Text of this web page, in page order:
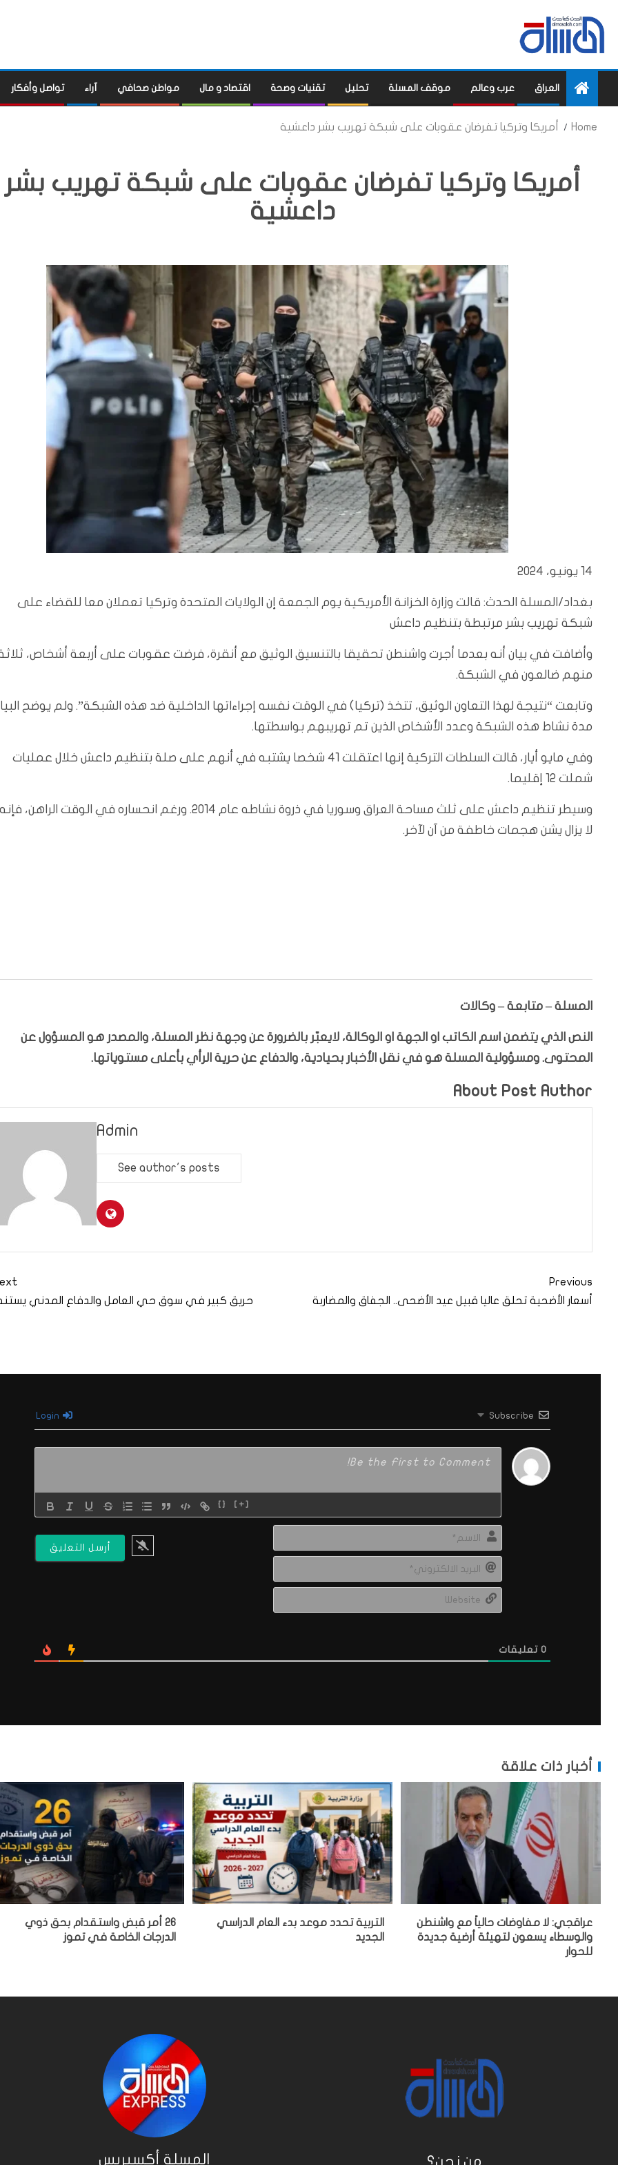
العراق عرب وعالم موقف المسلة تحليل تقنيات وصحة اقتصاد و مال مواطن صحافي آراء تواصل وأفكار
Home أمريكا وتركيا تفرضان عقوبات على شبكة تهريب بشر داعشية
أمريكا وتركيا تفرضان عقوبات على شبكة تهريب بشر
داعشية
14 يونيو، 2024
بغداد/المسلة الحدث: قالت وزارة الخزانة الأمريكية يوم الجمعة إن الولايات المتحدة وتركيا تعملان معا للقضاء على
شبكة تهريب بشر مرتبطة بتنظيم داعش
وأضافت في بيان أنه بعدما أجرت واشنطن تحقيقا بالتنسيق الوثيق مع أنقرة، فرضت عقوبات على أربعة أشخاص،
منهم ضالعون في الشبكة.
وتابعت “نتيجة لهذا التعاون الوثيق، تتخذ (تركيا) في الوقت نفسه إجراءاتها الداخلية ضد هذه الشبكة”. ولم يوضح
مدة نشاط هذه الشبكة وعدد الأشخاص الذين تم تهريبهم بواسطتها.
وفي مايو أيار، قالت السلطات التركية إنها اعتقلت 41 شخصا يشتبه في أنهم على صلة بتنظيم داعش خلال عمليات
شملت 12 إقليما.
وسيطر تنظيم داعش على ثلث مساحة العراق وسوريا في ذروة نشاطه عام 2014. ورغم انحساره في الوقت الراهن، فإنه
لا يزال يشن هجمات خاطفة من آن لآخر.
المسلة – متابعة – وكالات
النص الذي يتضمن اسم الكاتب او الجهة او الوكالة، لايعبّر بالضرورة عن وجهة نظر المسلة، والمصدر هو المسؤول عن
المحتوى. ومسؤولية المسلة هو في نقل الأخبار بحيادية، والدفاع عن حرية الرأي بأعلى مستوياتها.
About Post Author
Admin
See author's posts
Previous
أسعار الأضحية تحلق عاليا قبيل عيد الأضحى.. الجفاق والمضاربة
حريق كبير في سوق حي العامل والدفاع المدني
Subscribe
{} [+]
0 تعليقات
أخبار ذات علاقة
عراقجي: لا مفاوضات حالياً مع واشنطن
والوسطاء يسعون لتهيئة أرضية جديدة
للحوار
التربية تحدد موعد بدء العام الدراسي
الجديد
26 أمر قبض واستقدام بحق ذوي
الدرجات الخاصة في تموز
المسلة أكسبريس من نحن؟